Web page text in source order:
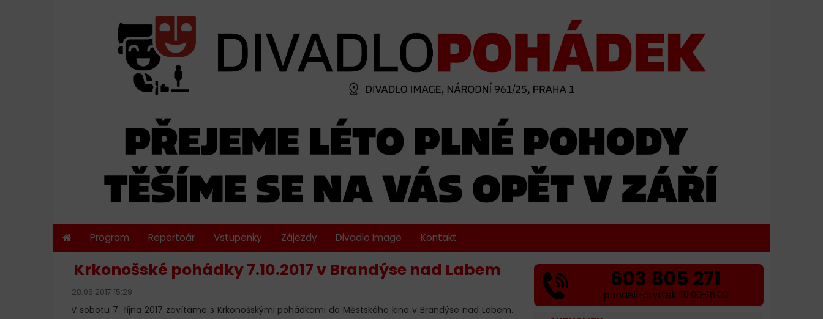
Program Repertoár Vstupenky Zájezdy Divadlo Image Kontakt
Krkonošské pohádky 7.10.2017 v Brandýse nad Labem
28.06.2017 15:29
V sobotu 7. října 2017 zavítáme s Krkonošskými pohádkami do Městského kina v Brandýse nad Labem.
603 805 271
pondělí-čtvrtek: 10:00-16:00